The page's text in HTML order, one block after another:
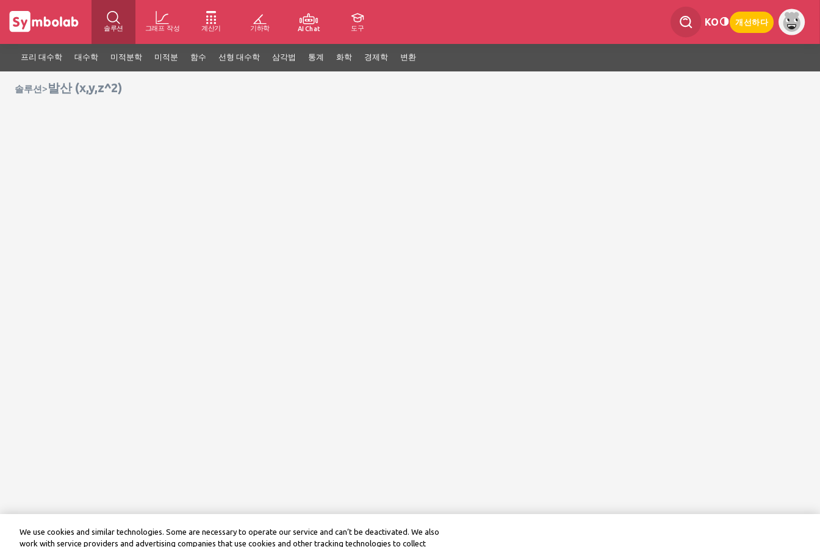
솔루션 그래프 작성 계산기 기하학 AI Chat 도구
KO 개선하다
프리 대수학 대수학 미적분학 미적분 함수 선형 대수학 삼각법 통계 화학 경제학 변환
솔루션 >발산 (x,y,z^2)
We use cookies and similar technologies. Some are necessary to operate our service and can’t be deactivated. We also
work with service providers and advertising companies that use cookies and other tracking technologies to collect